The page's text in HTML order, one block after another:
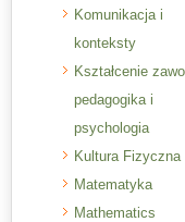
Komunikacja i
konteksty
Kształcenie
pedagogika i
psychologia
Kultura Fizyczna
Matematyka
Mathematics